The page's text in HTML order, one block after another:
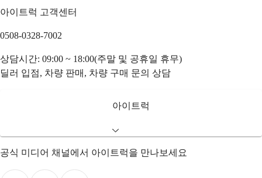
아이트럭 고객센터
0508-0328-7002
상담시간: 09:00 ~ 18:00(주말 및 공휴일 휴무)
딜러 입점, 차량 판매, 차량 구매 문의 상담
아이트럭
공식 미디어 채널에서 아이트럭을 만나보세요